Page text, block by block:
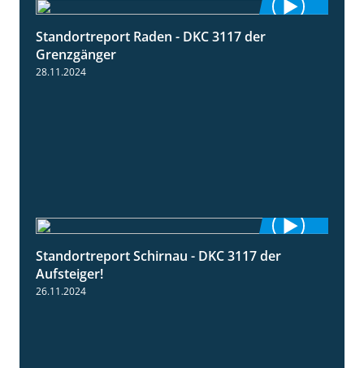
Standortreport Raden - DKC 3117 der
Grenzgänger
28.11.2024
3:00
Standortreport Schirnau - DKC 3117 der
Aufsteiger!
26.11.2024